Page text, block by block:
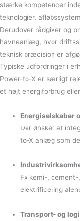
stærke kompetencer
teknologier,
Derudover rådgiver og
havneanlæg, hvor
teknisk præcision er
Typiske udfordringer i
Power-to-X er særligt
et højt energiforbrug
Energiselskaber
Der ønsker at
to-X anlæg som
Fx kemi-,
elektrificering
Transport- og